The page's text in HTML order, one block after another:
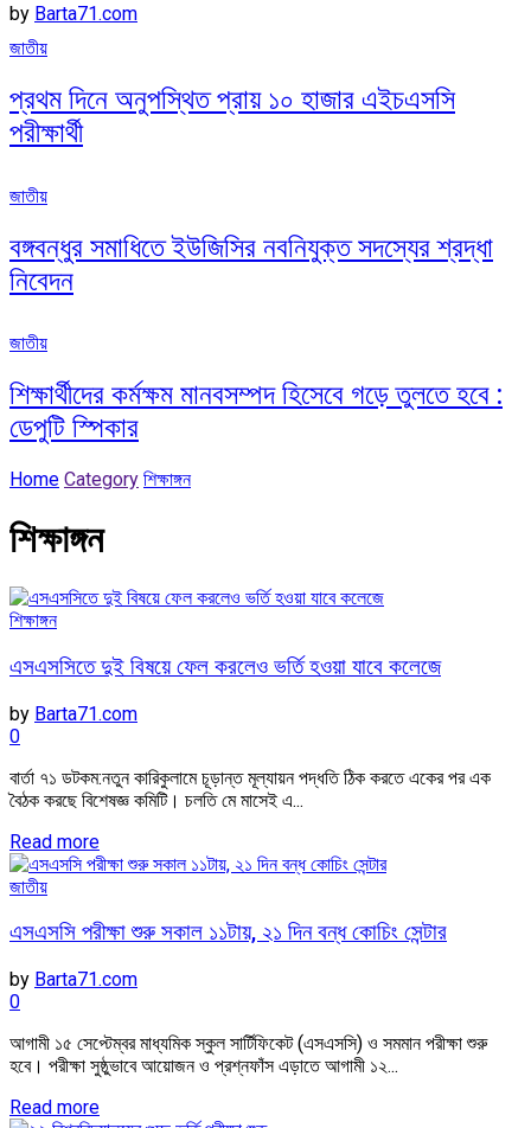
by Barta71.com
জাতীয়
প্রথম দিনে অনুপস্থিত প্রায় ১০ হাজার এইচএসসি
পরীক্ষার্থী
জাতীয়
বঙ্গবন্ধুর সমাধিতে ইউজিসির নবনিযুক্ত সদস্যের শ্রদ্ধা
নিবেদন
জাতীয়
শিক্ষার্থীদের কর্মক্ষম মানবসম্পদ হিসেবে গড়ে তুলতে হবে :
ডেপুটি স্পিকার
Home Category শিক্ষাঙ্গন
শিক্ষাঙ্গন
শিক্ষাঙ্গন
এসএসসিতে দুই বিষয়ে ফেল করলেও ভর্তি হওয়া যাবে কলেজে
by Barta71.com
0
বার্তা ৭১ ডটকম:নতুন কারিকুলামে চূড়ান্ত মূল্যায়ন পদ্ধতি ঠিক করতে একের পর এক
বৈঠক করছে বিশেষজ্ঞ কমিটি। চলতি মে মাসেই এ...
Read more
জাতীয়
এসএসসি পরীক্ষা শুরু সকাল ১১টায়, ২১ দিন বন্ধ কোচিং সেন্টার
by Barta71.com
0
আগামী ১৫ সেপ্টেম্বর মাধ্যমিক স্কুল সার্টিফিকেট (এসএসসি) ও সমমান পরীক্ষা শুরু
হবে। পরীক্ষা সুষ্ঠুভাবে আয়োজন ও প্রশ্নফাঁস এড়াতে আগামী ১২...
Read more